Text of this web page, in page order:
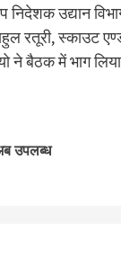
निदेशक उद्यान
रतूरी, स्काउट
ने बैठक में भाग
उपलब्ध